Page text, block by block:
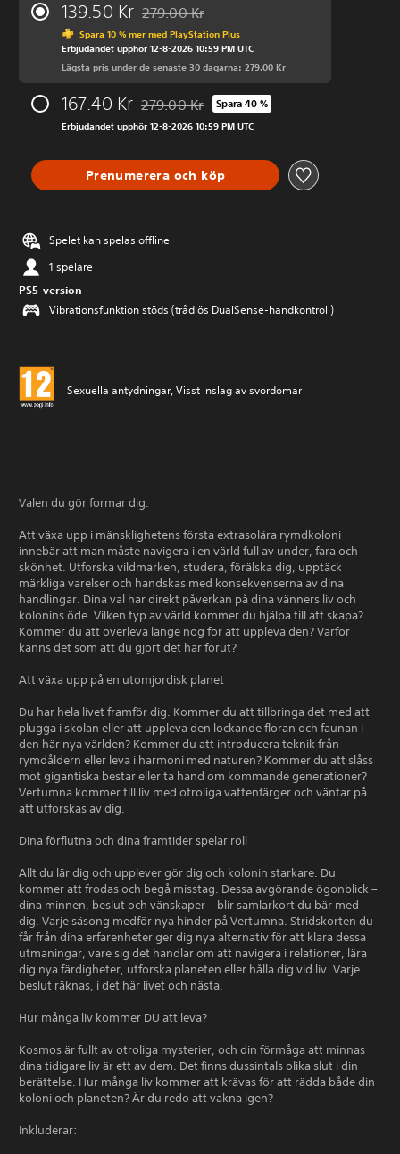
139.50 Kr Nedsatt från ursprungspriset på 279.00 Kr
279.00 Kr
Spara 10 % mer med PlayStation Plus
Erbjudandet upphör 12-8-2026 10:59 PM UTC
Lägsta pris under de senaste 30 dagarna: 279.00 Kr
167.40 Kr Nedsatt från ursprungspriset på 279.00 Kr
279.00 Kr Spara 40 %
Erbjudandet upphör 12-8-2026 10:59 PM UTC
Prenumerera och köp
Spelet kan spelas offline
1 spelare
PS5-version
Vibrationsfunktion stöds (trådlös DualSense-handkontroll)
Sexuella antydningar, Visst inslag av svordomar
Valen du gör formar dig.
Att växa upp i mänsklighetens första extrasolära rymdkoloni
innebär att man måste navigera i en värld full av under, fara och
skönhet. Utforska vildmarken, studera, förälska dig, upptäck
märkliga varelser och handskas med konsekvenserna av dina
handlingar. Dina val har direkt påverkan på dina vänners liv och
kolonins öde. Vilken typ av värld kommer du hjälpa till att skapa?
Kommer du att överleva länge nog för att uppleva den? Varför
känns det som att du gjort det här förut?
Att växa upp på en utomjordisk planet
Du har hela livet framför dig. Kommer du att tillbringa det med att
plugga i skolan eller att uppleva den lockande floran och faunan i
den här nya världen? Kommer du att introducera teknik från
rymdåldern eller leva i harmoni med naturen? Kommer du att slåss
mot gigantiska bestar eller ta hand om kommande generationer?
Vertumna kommer till liv med otroliga vattenfärger och väntar på
att utforskas av dig.
Dina förflutna och dina framtider spelar roll
Allt du lär dig och upplever gör dig och kolonin starkare. Du
kommer att frodas och begå misstag. Dessa avgörande ögonblick –
dina minnen, beslut och vänskaper – blir samlarkort du bär med
dig. Varje säsong medför nya hinder på Vertumna. Stridskorten du
får från dina erfarenheter ger dig nya alternativ för att klara dessa
utmaningar, vare sig det handlar om att navigera i relationer, lära
dig nya färdigheter, utforska planeten eller hålla dig vid liv. Varje
beslut räknas, i det här livet och nästa.
Hur många liv kommer DU att leva?
Kosmos är fullt av otroliga mysterier, och din förmåga att minnas
dina tidigare liv är ett av dem. Det finns dussintals olika slut i din
berättelse. Hur många liv kommer att krävas för att rädda både din
koloni och planeten? Är du redo att vakna igen?
Inkluderar: